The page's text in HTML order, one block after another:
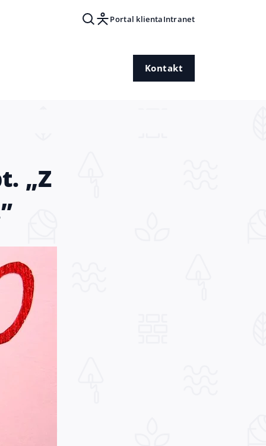
Portal klientaIntranet
Kontakt
„Z